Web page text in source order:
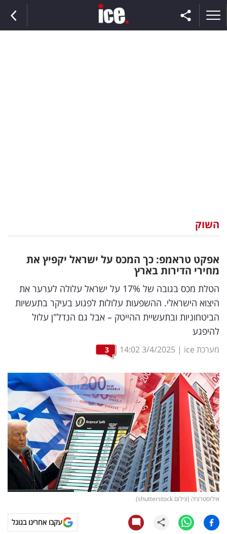
וצרכנות
דיגיטל
וטק
שיווק
ופרסום
משפט
מדדים
ומחקרים
דעות
רכילות
עסקית
קריפטו
ויראלי
טלוויזיה
השוק
אפקט טראמפ: כך המכס על ישראל יקפיץ את
מחירי הדירות בארץ
הטלת מכס בגובה של 17% על ישראל עלולה לערער את
היצוא הישראלי. ההשפעות עלולות לפגוע בעיקר בתעשיות
הביטחוניות ובתעשיית ההייטק – אבל גם הנדל"ן עלול
להיפגע
מערכת ice |
3/4/2025
14:02
3
אילוסטרציה (צילום shutterstock)
עקבו אחרינו בגוגל